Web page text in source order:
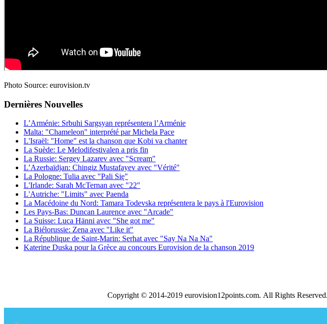
Photo Source: eurovision.tv
Dernières Νouvelles
L’Arménie: Srbuhi Sargsyan représentera l’Arménie
Malta: "Chameleon" interprété par Michela Pace
L'Israël: "Home" est la chanson que Kobi va chanter
La Suède: Le Melodifestivalen a pris fin
La Russie: Sergey Lazarev avec "Scream"
L’Azerbaïdjan: Chingiz Mustafayev avec "Vérité"
La Pologne: Tulia avec "Pali Się"
L'Irlande: Sarah McTernan avec "22"
L'Autriche: "Limits" avec Paenda
La Macédoine du Nord: Tamara Todevska représentera le pays à l'Eurovision
Les Pays-Bas: Duncan Laurence avec "Arcade"
La Suisse: Luca Hänni avec "She got me"
La Biélorussie: Zena avec "Like it"
La République de Saint-Marin: Serhat avec "Say Na Na Na"
Katerine Duska pour la Grèce au concours Eurovision de la chanson 2019
Copyright © 2014-2019 eurovision12points.com. All Rights Reserved.